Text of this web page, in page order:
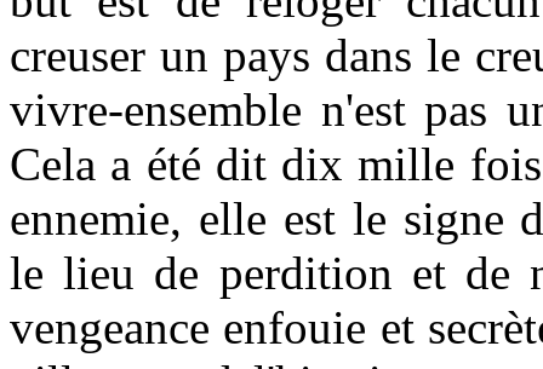
creuser un pays dans le
vivre-ensemble n'est pas
Cela a été dit dix mille
ennemie, elle est le signe
le lieu de perdition et de
vengeance enfouie et